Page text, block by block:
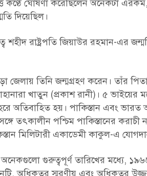
কণ্ঠে ঘোষণা করেছিলেন অনেকটা
দিয়েছিল।
শহীদ রাষ্ট্রপতি জিয়াউর রহমান-এর
জেলায় তিনি জন্মগ্রহণ করেন। তাঁর
খাতুন (প্রকাশ রানী)। ৫ ভাইয়ের
অতিবাহিত হয়। পাকিস্তান এবং ভারত
তৎকালীন পশ্চিম পাকিস্তানের করাচী
মিলিটারী একাডেমী কাকুল-এ
গুরুত্বপূর্ণ তারিখের মধ্যে,
অধিকতর স্মরণীয় এবং অধিকতর